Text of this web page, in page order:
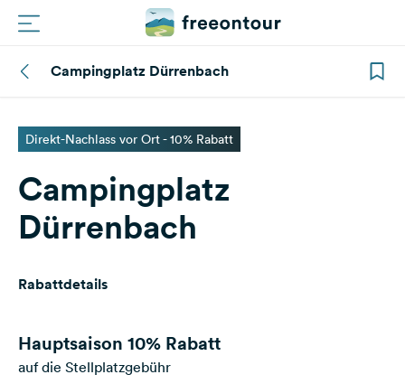
Routen
Plätze
Partner
Registrieren
Newsletter
Campingplatz Dürrenbach
Direkt-Nachlass vor Ort - 10% Rabatt
Campingplatz
Dürrenbach
Rabattdetails
Hauptsaison 10% Rabatt
auf die Stellplatzgebühr